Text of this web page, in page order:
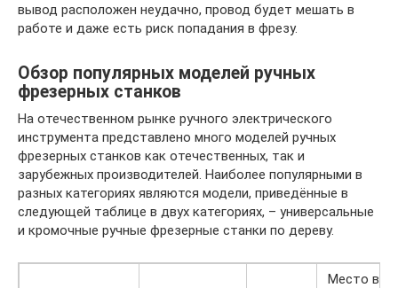
вывод расположен неудачно, провод будет мешать в
работе и даже есть риск попадания в фрезу.
Обзор популярных моделей ручных
фрезерных станков
На отечественном рынке ручного электрического
инструмента представлено много моделей ручных
фрезерных станков как отечественных, так и
зарубежных производителей. Наиболее популярными в
разных категориях являются модели, приведённые в
следующей таблице в двух категориях, – универсальные
и кромочные ручные фрезерные станки по дереву.
Место в